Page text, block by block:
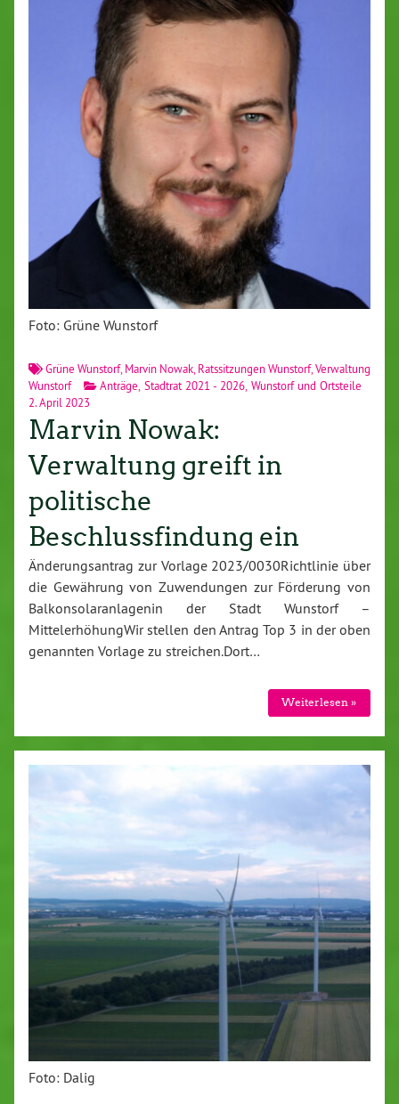
Foto: Grüne Wunstorf
Grüne Wunstorf, Marvin Nowak Ratssitzungen Wunstorf, Verwaltung
Wunstorf
Anträge Stadtrat 2021 - 2026 Wunstorf und Ortsteile
2. April 2023
Marvin Nowak:
Verwaltung greift in
politische
Beschlussfindung ein
Änderungsantrag zur Vorlage 2023/0030Richtlinie über
die Gewährung von Zuwendungen zur Förderung von
Balkonsolaranlagenin der Stadt Wunstorf –
MittelerhöhungWir stellen den Antrag Top 3 in der oben
genannten Vorlage zu streichen.Dort…
Weiterlesen »
Foto: Dalig